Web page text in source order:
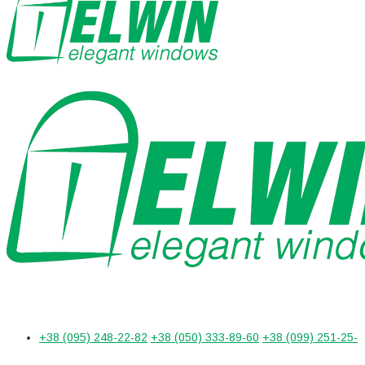
+38 (095) 248-22-82 +38 (050) 333-89-60 +38 (099) 251-25-